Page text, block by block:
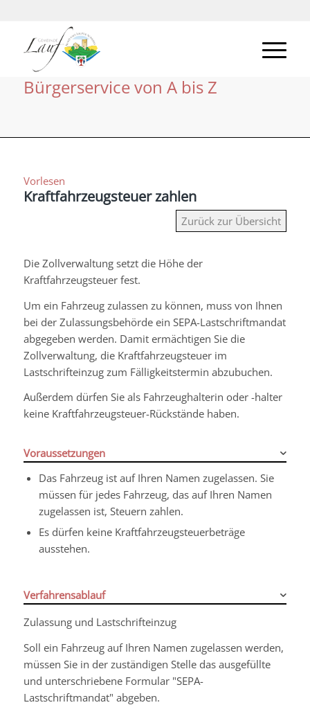
Bürgerservice von A bis Z
Vorlesen
Kraftfahrzeugsteuer zahlen
Zurück zur Übersicht
Die Zollverwaltung setzt die Höhe der
Kraftfahrzeugsteuer fest.
Um ein Fahrzeug zulassen zu können, muss von Ihnen
bei der Zulassungsbehörde ein SEPA-Lastschriftmandat
abgegeben werden. Damit ermächtigen Sie die
Zollverwaltung, die Kraftfahrzeugsteuer im
Lastschrifteinzug zum Fälligkeitstermin abzubuchen.
Außerdem dürfen Sie als Fahrzeughalterin oder -halter
keine Kraftfahrzeugsteuer-Rückstände haben.
Voraussetzungen
Das Fahrzeug ist auf Ihren Namen zugelassen. Sie
müssen für jedes Fahrzeug, das auf Ihren Namen
zugelassen ist, Steuern zahlen.
Es dürfen keine Kraftfahrzeugsteuerbeträge
ausstehen.
Verfahrensablauf
Zulassung und Lastschrifteinzug
Soll ein Fahrzeug auf Ihren Namen zugelassen werden,
müssen Sie in der zuständigen Stelle das ausgefüllte
und unterschriebene Formular "SEPA-
Lastschriftmandat" abgeben.